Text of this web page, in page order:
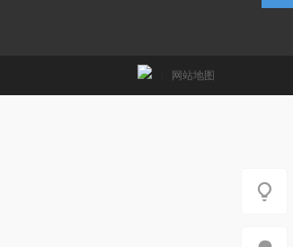
网站地图